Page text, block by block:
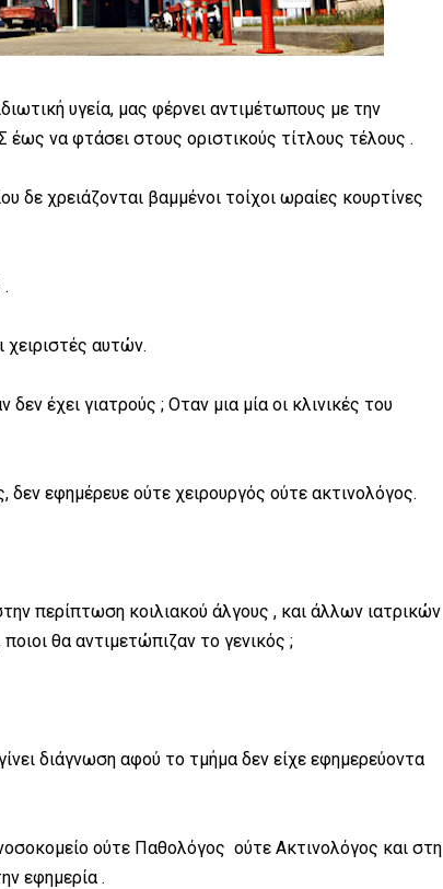
υγεία, μας φέρνει αντιμέτωπους με την
να φτάσει στους οριστικούς τίτλους τέλους .
δε χρειάζονται βαμμένοι τοίχοι ωραίες κουρτίνες
χειριστές αυτών.
έχει γιατρούς ; Οταν μια μία οι κλινικές του
εφημέρευε ούτε χειρουργός ούτε ακτινολόγος.
περίπτωση κοιλιακού άλγους , και άλλων ιατρικών
θα αντιμετώπιζαν το γενικός ;
διάγνωση αφού το τμήμα δεν είχε εφημερεύοντα
ούτε Παθολόγος ούτε Ακτινολόγος και στη
εφημερία .